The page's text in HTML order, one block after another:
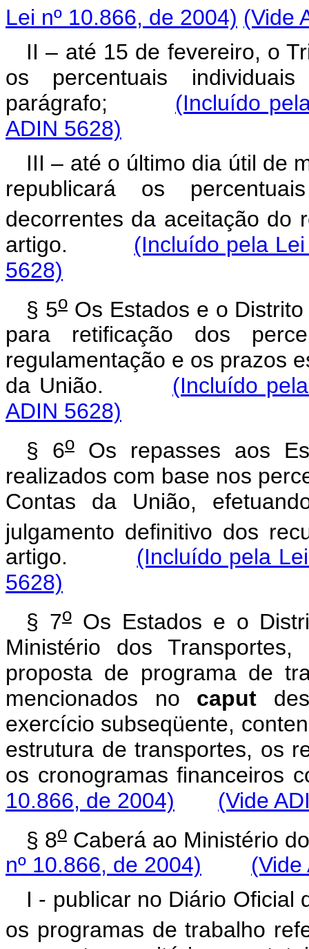
Lei nº 10.866, de 2004) (Vide
II – até 15 de fevereiro, o
os percentuais
parágrafo; (Incluído
ADIN 5628)
III – até o último dia útil de
republicará os
decorrentes da aceitação do
artigo. (Incluído pela
5628)
§ 5oOs Estados e o
para retificação dos
regulamentação e os prazos
da União. (Incluído
ADIN 5628)
§ 6oOs repasses aos
realizados com base nos
Contas da União,
julgamento definitivo dos
artigo. (Incluído pela
5628)
§ 7oOs Estados e o
Ministério dos
proposta de programa de
mencionados no caput
exercício subseqüente,
estrutura de transportes, os
os cronogramas
10.866, de 2004)
(Vide
§ 8o Caberá ao
nº 10.866, de 2004)
(Vide
I - publicar no Diário Oficial
os programas de trabalho